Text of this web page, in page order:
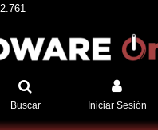
Buscar Iniciar Sesión